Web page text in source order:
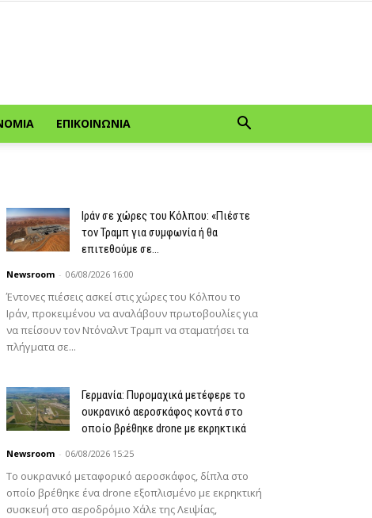
ΕΠΙΚΟΙΝΩΝΊΑ
Ιράν σε χώρες του Κόλπου: «Πιέστε
τον Τραμπ για συμφωνία ή θα
επιτεθούμε σε...
Newsroom - 06/08/2026 16:00
Έντονες πιέσεις ασκεί στις χώρες του Κόλπου το
Ιράν, προκειμένου να αναλάβουν πρωτοβουλίες για
να πείσουν τον Ντόναλντ Τραμπ να σταματήσει τα
πλήγματα σε...
Γερμανία: Πυρομαχικά μετέφερε το
ουκρανικό αεροσκάφος κοντά στο
οποίο βρέθηκε drone με εκρηκτικά
Newsroom - 06/08/2026 15:25
Το ουκρανικό μεταφορικό αεροσκάφος, δίπλα στο
οποίο βρέθηκε ένα drone εξοπλισμένο με εκρηκτική
συσκευή στο αεροδρόμιο Χάλε της Λειψίας,